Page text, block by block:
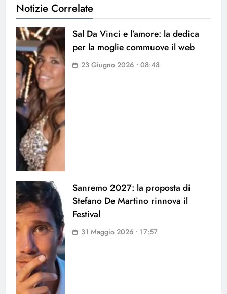
Notizie Correlate
Sal Da Vinci e l’amore: la dedica
per la moglie commuove il web
23 Giugno 2026 • 08:48
Sanremo 2027: la proposta di
Stefano De Martino rinnova il
Festival
31 Maggio 2026 • 17:57